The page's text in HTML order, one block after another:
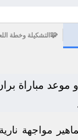
🧩التشكيلة وخطة
موعد مباراة